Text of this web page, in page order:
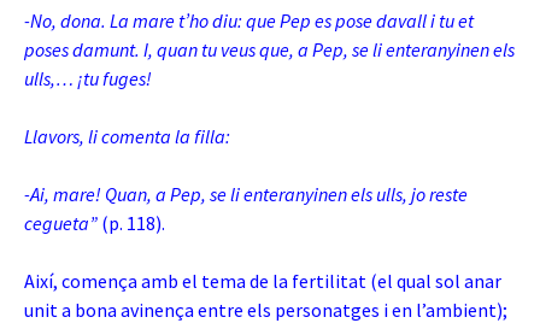
-No, dona. La mare t’ho diu: que Pep es pose davall i tu et
poses damunt. I, quan tu veus que, a Pep, se li enteranyinen els
ulls,… ¡tu fuges!
Llavors, li comenta la filla:
-Ai, mare! Quan, a Pep, se li enteranyinen els ulls, jo reste
cegueta” (p. 118).
Així, comença amb el tema de la fertilitat (el qual sol anar
unit a bona avinença entre els personatges i en l’ambient);